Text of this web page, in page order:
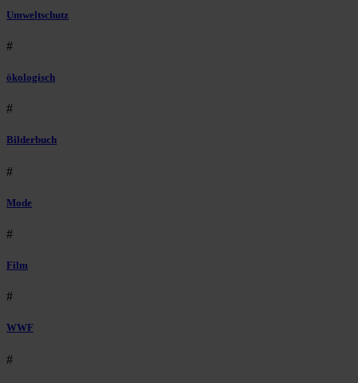
Umweltschutz
#
ökologisch
#
Bilderbuch
#
Mode
#
Film
#
WWF
#